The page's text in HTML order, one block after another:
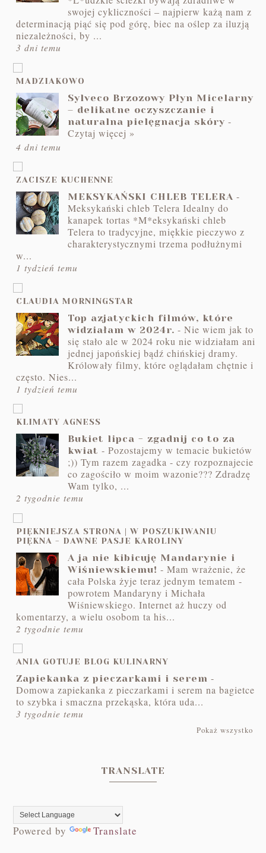
swojej cykliczności – najpierw każą nam z
determinacją piąć się pod górę, biec na oślep za iluzją
niezależności, by ...
3 dni temu
MADZIAKOWO
Sylveco Brzozowy Płyn Micelarny
– delikatne oczyszczanie i
naturalna pielęgnacja skóry -
Czytaj więcej »
4 dni temu
ZACISZE KUCHENNE
MEKSYKAŃSKI CHLEB TELERA -
Meksykański chleb Telera Idealny do
kanapek tortas *M*eksykański chleb
Telera to tradycyjne, miękkie pieczywo z
charakterystycznymi trzema podłużnymi
w...
1 tydzień temu
CLAUDIA MORNINGSTAR
Top azjatyckich filmów, które
widziałam w 2024r. -Nie wiem jak to
się stało ale w 2024 roku nie widziałam ani
jednej japońskiej bądź chińskiej dramy.
Królowały filmy, które oglądałam chętnie i
często. Nies...
1 tydzień temu
KLIMATY AGNESS
Bukiet lipca - zgadnij co to za
kwiat -Pozostajemy w temacie bukietów
;)) Tym razem zagadka - czy rozpoznajecie
co zagościło w moim wazonie??? Zdradzę
Wam tylko, ...
2 tygodnie temu
PIĘKNIEJSZA STRONA | W POSZUKIWANIU
PIĘKNA - DAWNE PASJE KAROLINY
A ja nie kibicuję Mandarynie i
Wiśniewskiemu! -Mam wrażenie, że
cała Polska żyje teraz jednym tematem -
powrotem Mandaryny i Michała
Wiśniewskiego. Internet aż huczy od
komentarzy, a wielu osobom ta his...
2 tygodnie temu
ANIA GOTUJE BLOG KULINARNY
Zapiekanka z pieczarkami i serem -
Domowa zapiekanka z pieczarkami i serem na bagietce
to szybka i smaczna przekąska, która uda...
3 tygodnie temu
Pokaż wszystko
TRANSLATE
Powered by Translate